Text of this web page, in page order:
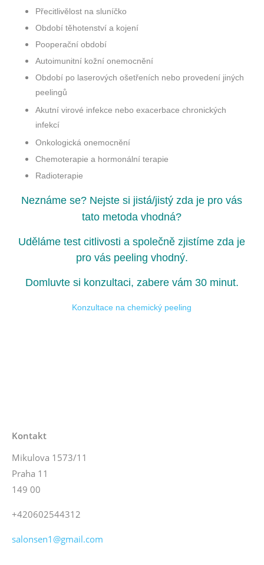
Přecitlivělost na sluníčko
Období těhotenství a kojení
Pooperační období
Autoimunitní kožní onemocnění
Období po laserových ošetřeních nebo provedení jiných
peelingů
Akutní virové infekce nebo exacerbace chronických
infekcí
Onkologická onemocnění
Chemoterapie a hormonální terapie
Radioterapie
Neznáme se? Nejste si jistá/jistý zda je pro vás
tato metoda vhodná?
Uděláme test citlivosti a společně zjistíme zda je
pro vás peeling vhodný.
Domluvte si konzultaci, zabere vám 30 minut.
Konzultace na chemický peeling
Kontakt
Mikulova 1573/11
Praha 11
149 00
+420602544312
salonsen1@gmail.com